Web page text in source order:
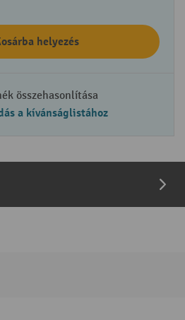
helyezés
összehasonlítása
a kívánságlistához